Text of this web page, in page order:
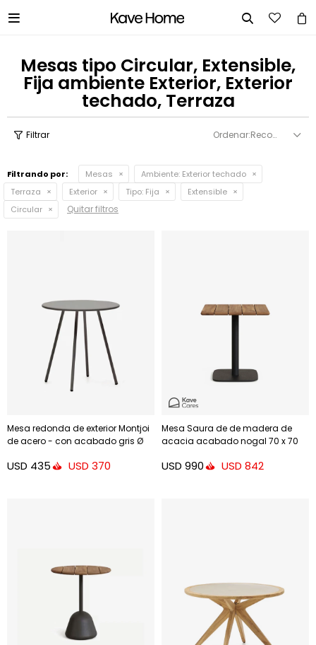
 
Mesas tipo Circular, Extensible,
Fija ambiente Exterior, Exterior
techado, Terraza
Recomendados
Filtrando por: Mesas Ambiente: Exterior techado
Terraza
Exterior Tipo: Fija
Extensible
Circular
Quitar filtros
Mesa redonda de exterior Montjoi
de acero - con acabado gris Ø
USD 435 USD 370
Mesa Saura de de madera de
acacia acabado nogal 70 x 70
USD 990 USD 842